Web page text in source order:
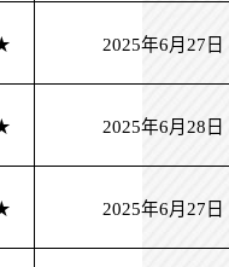
2025年6月27日
2025年6月28日
2025年6月27日